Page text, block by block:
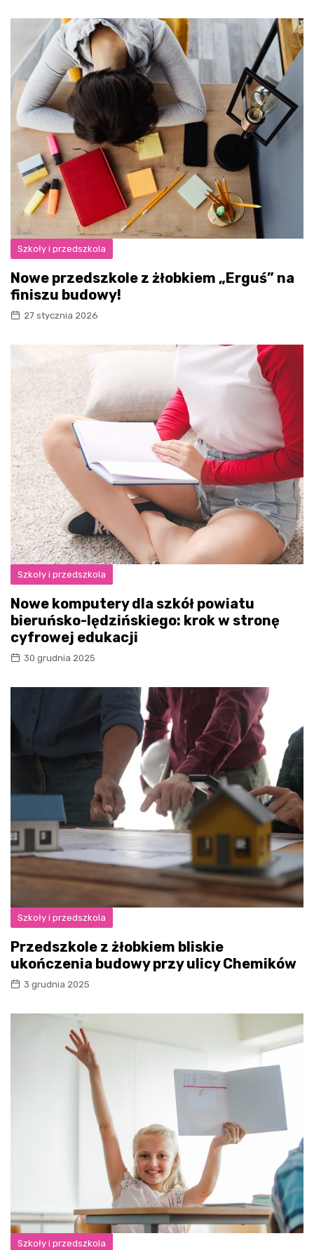
Szkoły i przedszkola
Nowe przedszkole z żłobkiem „Erguś” na
finiszu budowy!
27 stycznia 2026
Szkoły i przedszkola
Nowe komputery dla szkół powiatu
bieruńsko-lędzińskiego: krok w stronę
cyfrowej edukacji
30 grudnia 2025
Szkoły i przedszkola
Przedszkole z żłobkiem bliskie
ukończenia budowy przy ulicy Chemików
3 grudnia 2025
Szkoły i przedszkola